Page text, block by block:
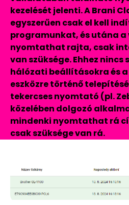
kezelését jelenti. A Brani
egyszerűen csak el kell
programunkat, és utána
nyomtathat rajta, csak
van szüksége. Ehhez
hálózati beállításokra és
eszközre történő
tekercses nyomtató (pl.
közelében dolgozó
mindenki nyomtathat rá
csak szüksége van rá.